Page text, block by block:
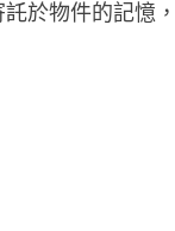
託於物件的記憶